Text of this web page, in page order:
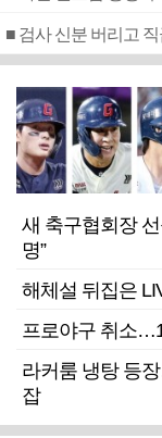
새 축구협회장
명”
해체설 뒤집은
프로야구 취소
라커룸 냉탕 등
잡